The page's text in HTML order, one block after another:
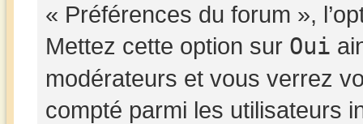
« Préférences du forum »,
Mettez cette option sur Oui
modérateurs et vous verrez
compté parmi les utilisateurs